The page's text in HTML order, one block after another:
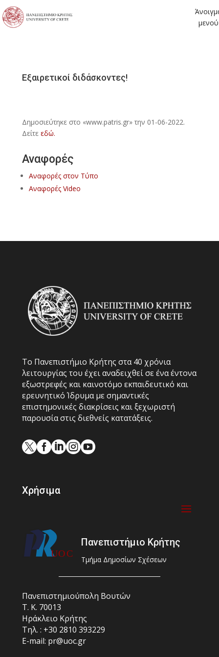
μενού
Εξαιρετικοί διδάσκοντες!
Δημοσιεύτηκε στο «www.patris.gr» την 01-06-2022.
Δείτε εδώ.
Αναφορές
Αναφορές στον Τύπο
Αναφορές Video
Το Πανεπιστήμιο Κρήτης στα 40 χρόνια
λειτουργίας του έχει αναδειχθεί σε ένα έντονα
εξωστρεφές και καινοτόμο εκπαιδευτικό και
ερευνητικό Ίδρυμα με σημαντικές
επιστημονικές διακρίσεις και ξεχωριστή
παρουσία στις διεθνείς κατατάξεις.

Χρήσιμα
Πανεπιστήμιο Κρήτης
Τμήμα Δημοσίων Σχέσεων
Πανεπιστημιούπολη Βουτών
Τ. Κ. 70013
Ηράκλειο Κρήτης
Τηλ. : +30 2810 393229
E-mail: pr@uoc.gr